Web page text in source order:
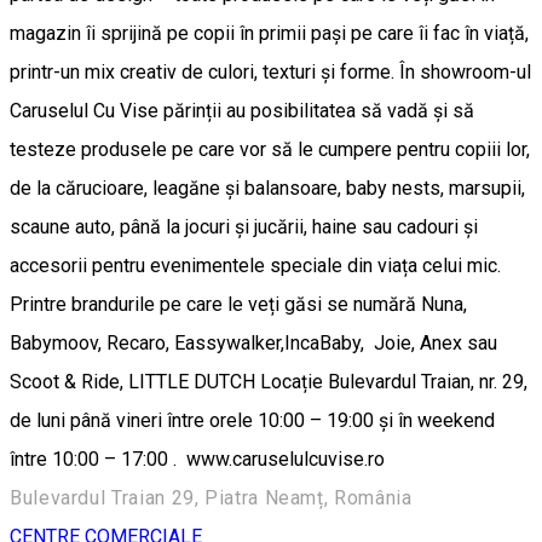
magazin îi sprijină pe copii în primii pași pe care îi fac în viață,
printr-un mix creativ de culori, texturi și forme. În showroom-ul
Caruselul Cu Vise părinții au posibilitatea să vadă și să
testeze produsele pe care vor să le cumpere pentru copiii lor,
de la cărucioare, leagăne și balansoare, baby nests, marsupii,
scaune auto, până la jocuri și jucării, haine sau cadouri și
accesorii pentru evenimentele speciale din viața celui mic.
Printre brandurile pe care le veți găsi se numără Nuna,
Babymoov, Recaro, Eassywalker,IncaBaby, Joie, Anex sau
Scoot & Ride, LITTLE DUTCH Locație Bulevardul Traian, nr. 29,
de luni până vineri între orele 10:00 – 19:00 și în weekend
între 10:00 – 17:00 . www.caruselulcuvise.ro
Bulevardul Traian 29, Piatra Neamț, România
CENTRE COMERCIALE